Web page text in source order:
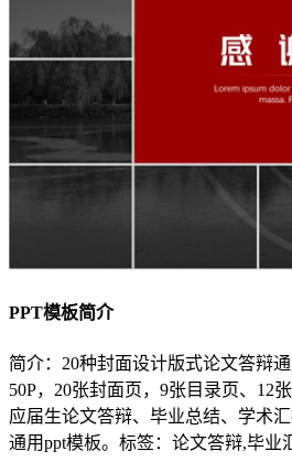
PPT模板简介
简介：20种封面设计版式论文答辩
50P，20张封面页，9张目录页、12
应届生论文答辩、毕业总结、学术
通用ppt模板。标签：论文答辩,毕业